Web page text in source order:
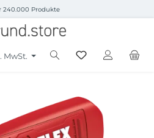
240.000 Produkte
MwSt.